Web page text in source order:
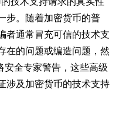
步。随着加密货币的普
者通常冒充可信的技术支
在的问题或编造问题，然
安全专家警告，这些高级
涉及加密货币的技术支持